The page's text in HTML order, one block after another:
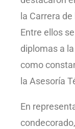
la Carrera
Entre ellos
diplomas a
como
la Asesoría
En